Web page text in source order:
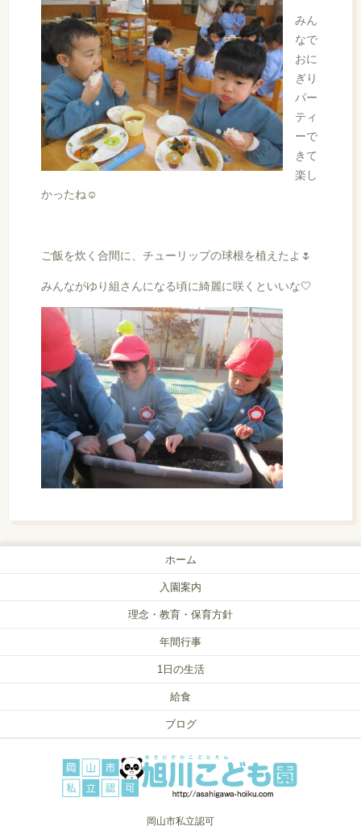
みん
なで
おに
ぎり
パー
ティ
ーで
きて
楽し
かったね☺
ご飯を炊く合間に、チューリップの球根を植えたよ🌷
みんながゆり組さんになる頃に綺麗に咲くといいな🤍
ホーム
入園案内
理念・教育・保育方針
年間行事
1日の生活
給食
ブログ
岡山市私立認可